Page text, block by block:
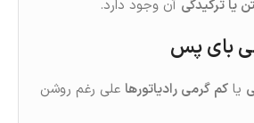
یا ترکیدگی آن وجود دارد.
بای‌ پس
یا کم‌ گرمی رادیاتورها علی‌ رغم روشن